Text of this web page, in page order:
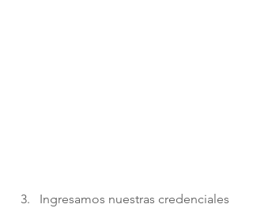
Ingresamos nuestras credenciales